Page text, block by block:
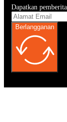
Dapatkan
Berlangganan